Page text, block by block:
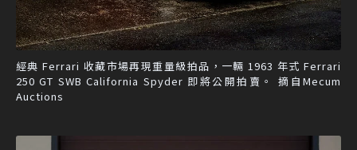
經典 Ferrari 收藏市場再現重量級拍品，一輛 1963 年式 Ferrari
250 GT SWB California Spyder 即將公開拍賣。 摘自Mecum
Auctions